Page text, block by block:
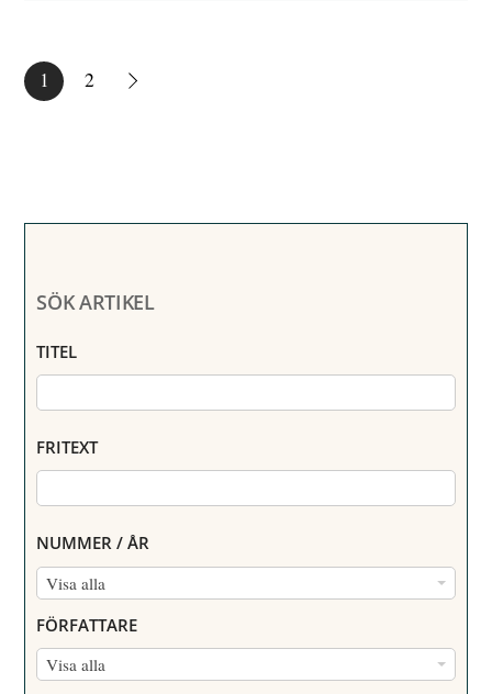
1 2
SÖK ARTIKEL
TITEL
FRITEXT
NUMMER / ÅR
Visa alla
N
M
M
FÖRFATTARE
Visa alla